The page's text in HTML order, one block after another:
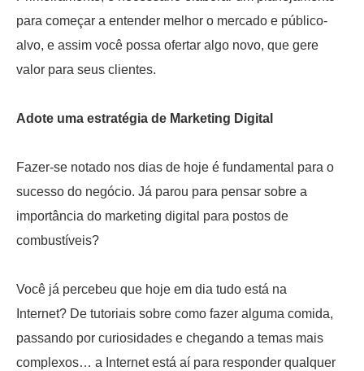
para começar a entender melhor o mercado e público-
alvo, e assim você possa ofertar algo novo, que gere
valor para seus clientes.
Adote uma estratégia de Marketing Digital
Fazer-se notado nos dias de hoje é fundamental para o
sucesso do negócio. Já parou para pensar sobre a
importância do marketing digital para postos de
combustíveis?
Você já percebeu que hoje em dia tudo está na
Internet? De tutoriais sobre como fazer alguma comida,
passando por curiosidades e chegando a temas mais
complexos… a Internet está aí para responder qualquer